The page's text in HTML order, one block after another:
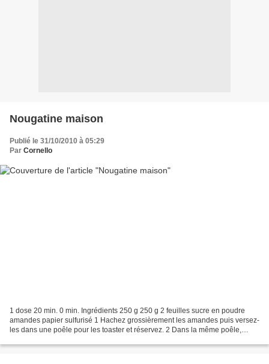
Nougatine maison
Publié le 31/10/2010 à 05:29
Par Cornello
1 dose 20 min. 0 min. Ingrédients 250 g 250 g 2 feuilles sucre en poudre
amandes papier sulfurisé 1 Hachez grossièrement les amandes puis versez-
les dans une poêle pour les toaster et réservez. 2 Dans la même poêle,